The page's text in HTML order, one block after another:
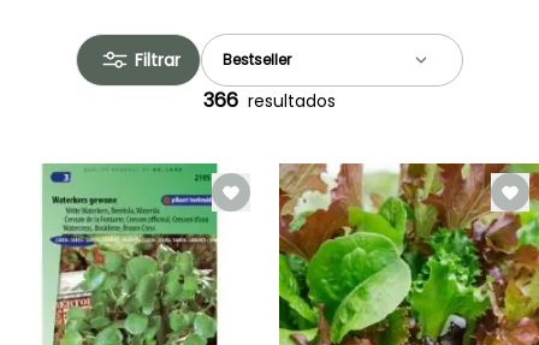
Filtrar
366 resultados